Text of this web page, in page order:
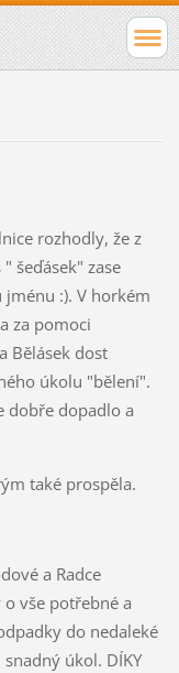
rozhodly, že z
šeďásek" zase
:). V horkém
za pomoci
Bělásek dost
úkolu "bělení".
dobře dopadlo a
také prospěla.
a Radce
vše potřebné a
do nedaleké
úkol. DÍKY